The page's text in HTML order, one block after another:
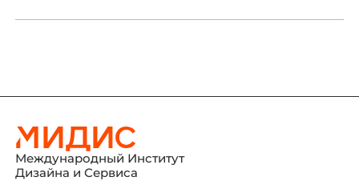
Международный Институт
Дизайна и Сервиса